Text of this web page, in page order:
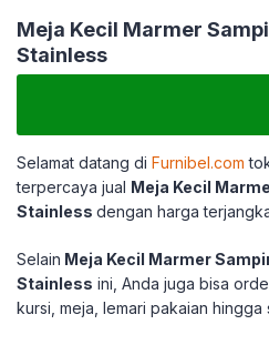
Meja Kecil Marmer
Stainless
Selamat datang di Furnibel.com
terpercaya jual Meja Kecil
Stainless dengan harga
Selain Meja Kecil Marmer
Stainless ini, Anda juga bisa
kursi, meja, lemari pakaian hingga